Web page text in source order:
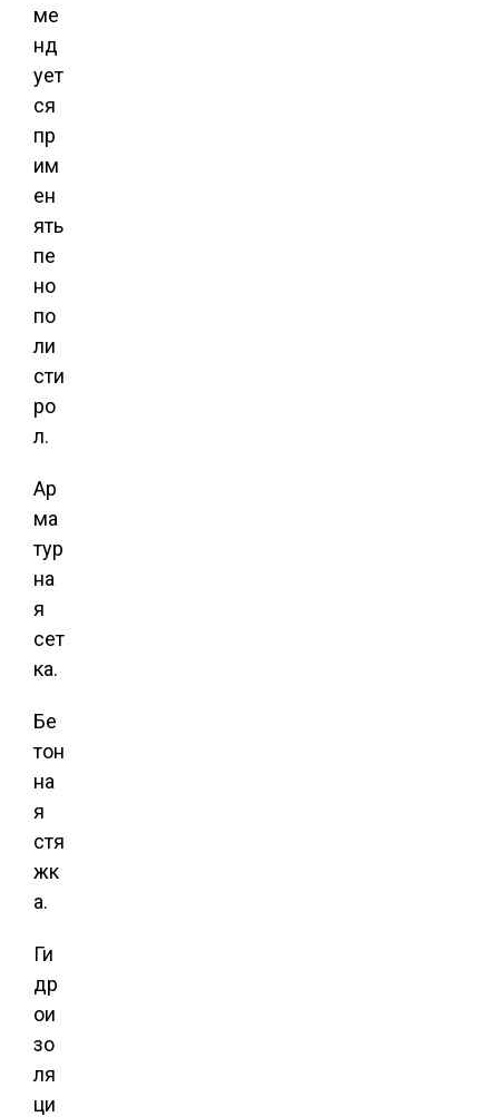
ме
нд
ует
ся
пр
им
ен
ять
пе
но
по
ли
сти
ро
л.
Ар
ма
тур
на
я
сет
ка.
Бе
тон
на
я
стя
жк
а.
Ги
др
ои
зо
ля
ци